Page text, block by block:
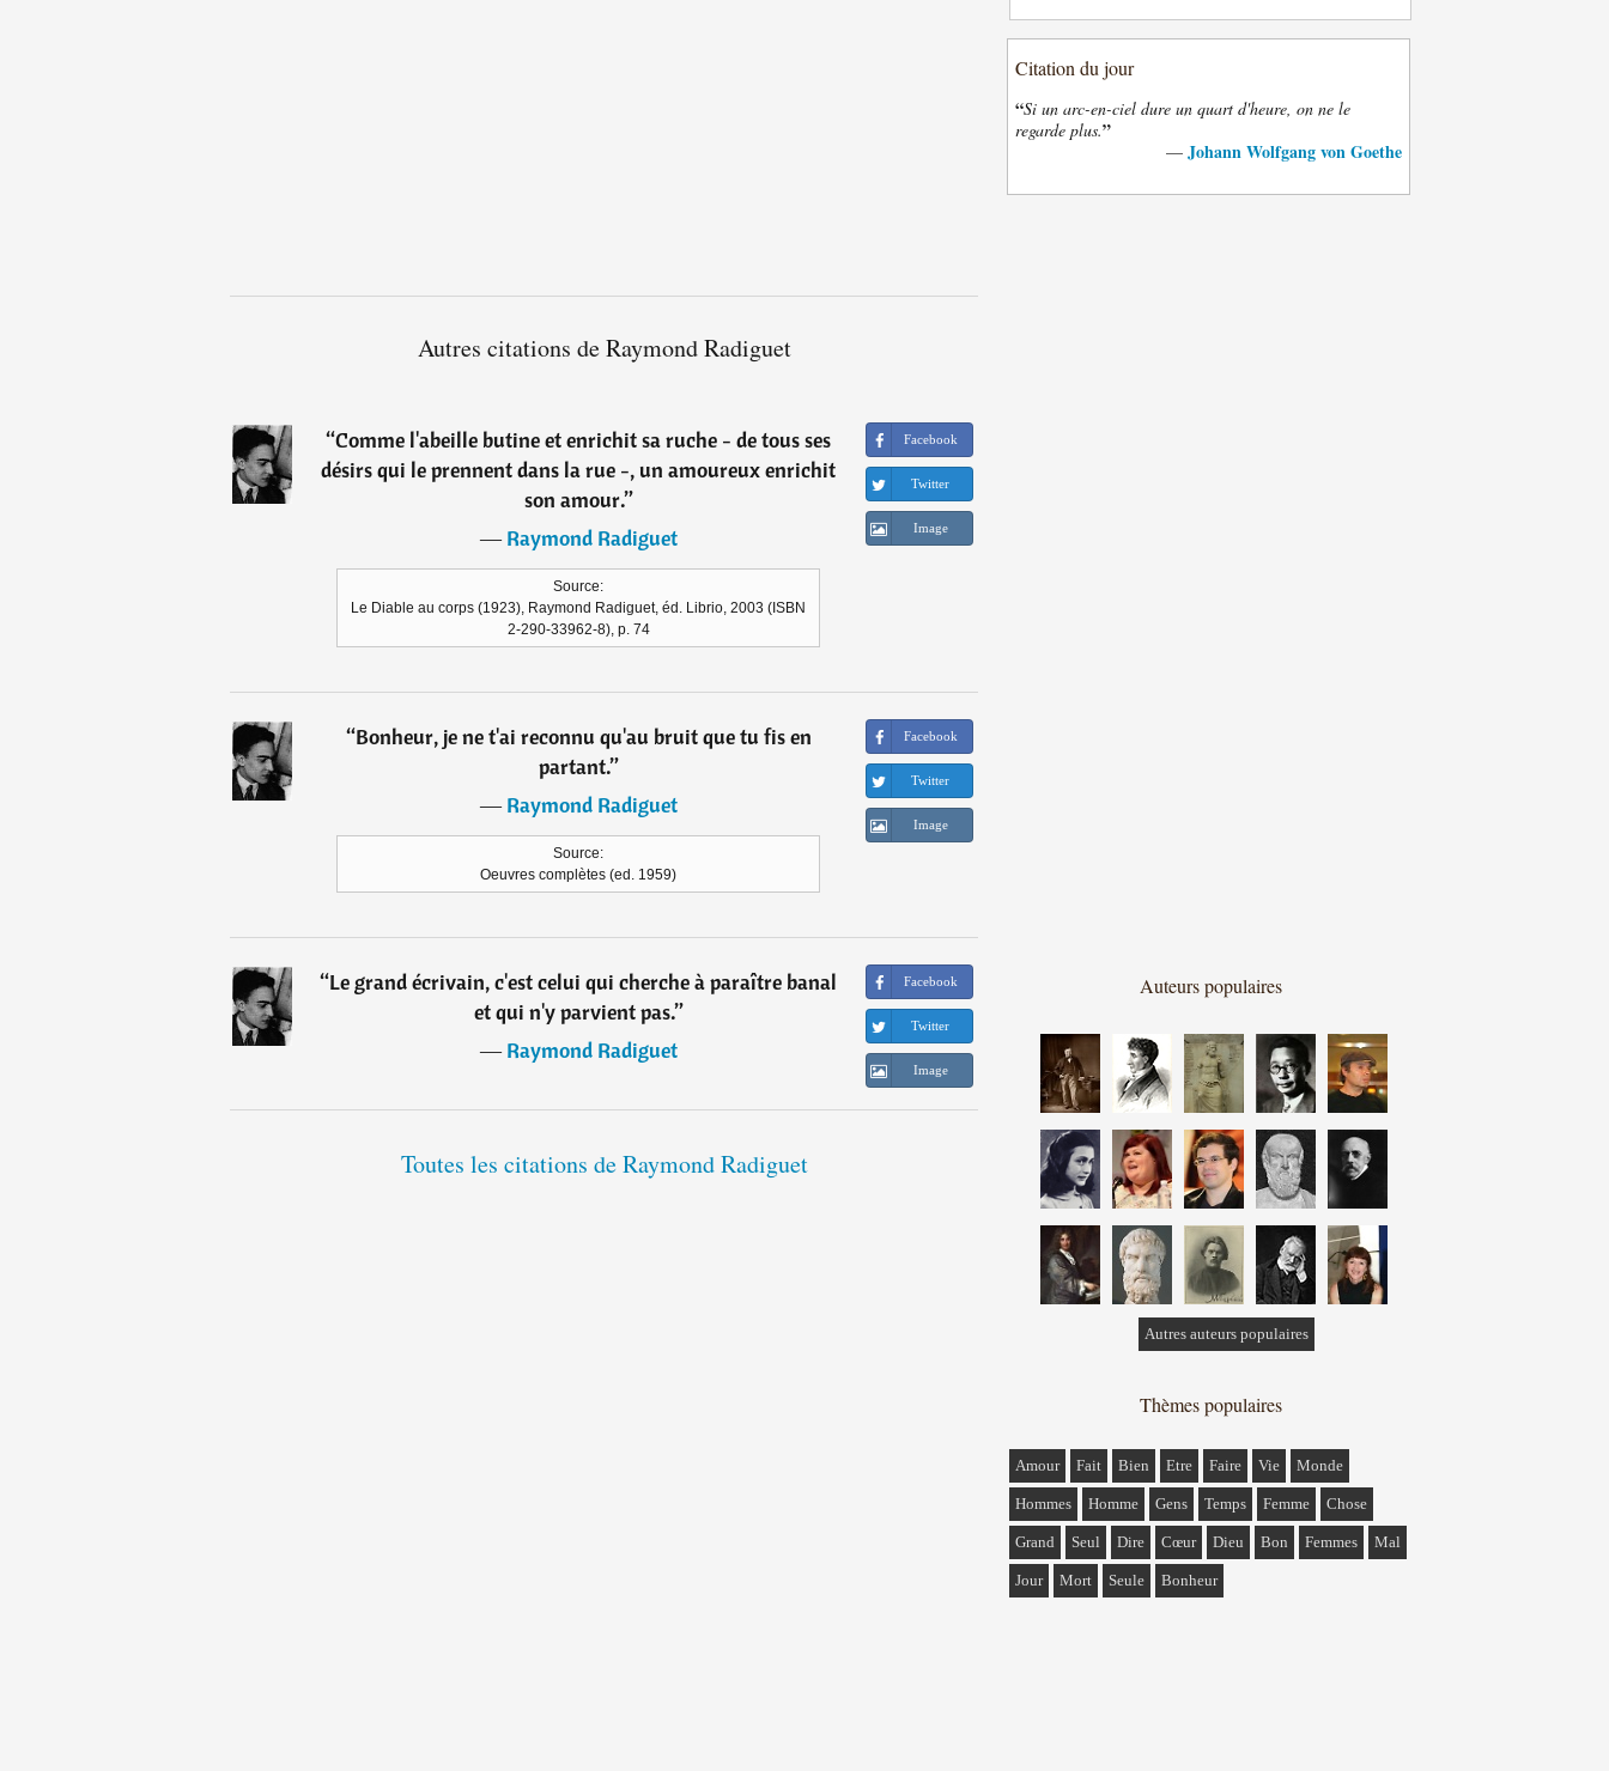
Autres citations de Raymond Radiguet
“Comme l'abeille butine et enrichit sa ruche - de tous ses
désirs qui le prennent dans la rue -, un amoureux enrichit
son amour.”
―Raymond Radiguet
Source:
Le Diable au corps (1923), Raymond Radiguet, éd. Librio, 2003 (ISBN
2-290-33962-8), p. 74
Facebook
Twitter
Image
“Bonheur, je ne t'ai reconnu qu'au bruit que tu fis en
partant.”
―Raymond Radiguet
Source:
Oeuvres complètes (ed. 1959)
Facebook
Twitter
Image
“Le grand écrivain, c'est celui qui cherche à paraître banal
et qui n'y parvient pas.”
―Raymond Radiguet
Facebook
Twitter
Image
Toutes les citations de Raymond Radiguet
Citation du jour
“Si un arc-en-ciel dure un quart d'heure, on ne le
regarde plus.”
— Johann Wolfgang von Goethe
Auteurs populaires
Autres auteurs populaires
Thèmes populaires
Amour Fait Bien Etre Faire Vie Monde
Hommes Homme Gens Temps Femme Chose
Grand Seul Dire Cœur Dieu Bon Femmes Mal
Jour Mort Seule Bonheur